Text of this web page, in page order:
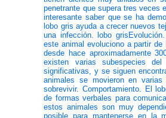
penetrante que supera tres veces
interesante saber que se ha
lobo gris ayuda a crecer nuevos
una infección. lobo
este animal evoluciono a partir
desde hace aproximadamente
existen varias subespecies
significativas, y se siguen
animales se movieron en
sobrevivir. Comportamiento. El
de formas verbales para
estos animales son muy
posible para mantenerse en la